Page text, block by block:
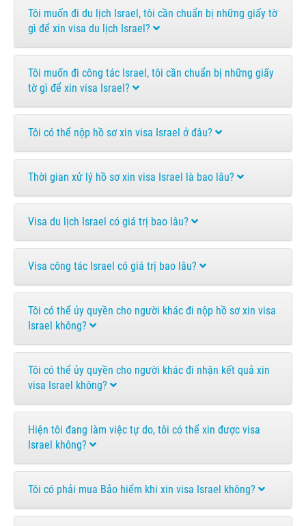
Tôi muốn đi du lịch Israel, tôi cần chuẩn bị những giấy tờ
gì để xin visa du lịch Israel?
Tôi muốn đi công tác Israel, tôi cần chuẩn bị những giấy
tờ gì để xin visa Israel?
Tôi có thể nộp hồ sơ xin visa Israel ở đâu?
Thời gian xử lý hồ sơ xin visa Israel là bao lâu?
Visa du lịch Israel có giá trị bao lâu?
Visa công tác Israel có giá trị bao lâu?
Tôi có thể ủy quyền cho người khác đi nộp hồ sơ xin visa
Israel không?
Tôi có thể ủy quyền cho người khác đi nhận kết quả xin
visa Israel không?
Hiện tôi đang làm việc tự do, tôi có thể xin được visa
Israel không?
Tôi có phải mua Bảo hiểm khi xin visa Israel không?